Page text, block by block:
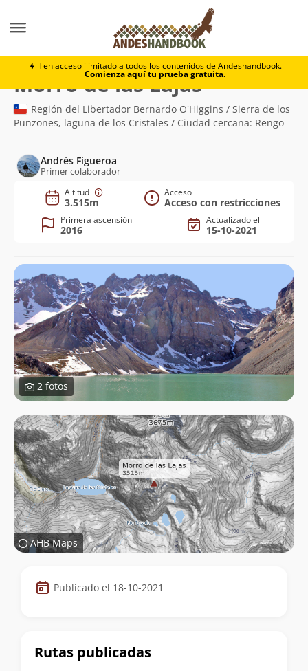
Ten acceso ilimitado a todos los contenidos de Andeshandbook.
Comienza aquí tu prueba gratuita.
Morro de las Lajas
Morro de las Lajas(3.515m)
Región del Libertador Bernardo O'Higgins / Sierra de los
Punzones, laguna de los Cristales / Ciudad cercana: Rengo
Andrés Figueroa
Primer colaborador
Altitud
3.515m
Acceso
Acceso con restricciones
Primera ascensión
2016
Actualizado el
15-10-2021
2 fotos
AHB Maps
Datos
de
cumbre
Publicado el 18-10-2021
Rutas publicadas